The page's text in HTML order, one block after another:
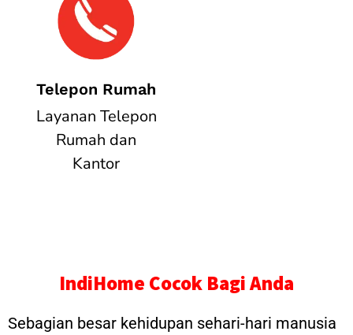
Telepon Rumah
Layanan Telepon
Rumah dan
Kantor
IndiHome Cocok Bagi Anda
Sebagian besar kehidupan sehari-hari manusia